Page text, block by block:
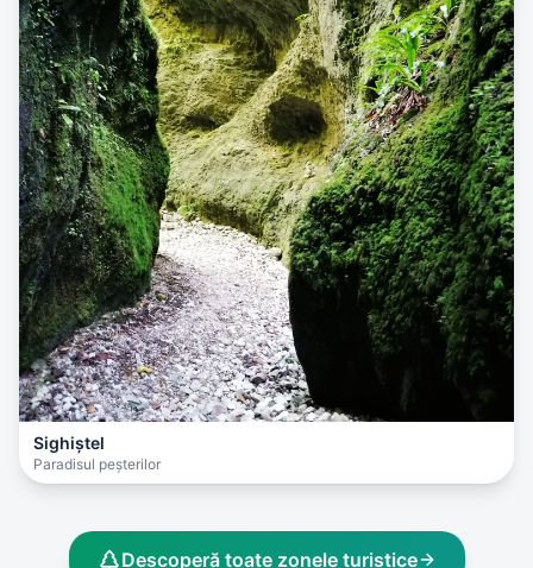
Sighiștel
Paradisul peșterilor
Descoperă toate zonele turistice